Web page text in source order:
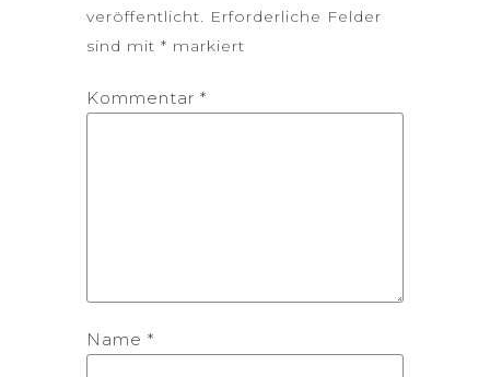
veröffentlicht. Erforderliche Felder
sind mit * markiert
Kommentar *
Name *